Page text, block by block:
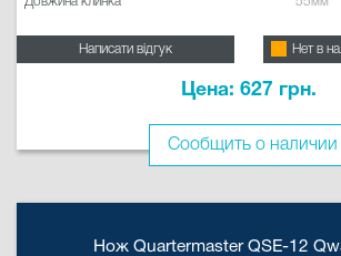
Написати відгук Нет в
Цена: 627 грн.
Сообщить о наличии
Нож Quartermaster QSE-12